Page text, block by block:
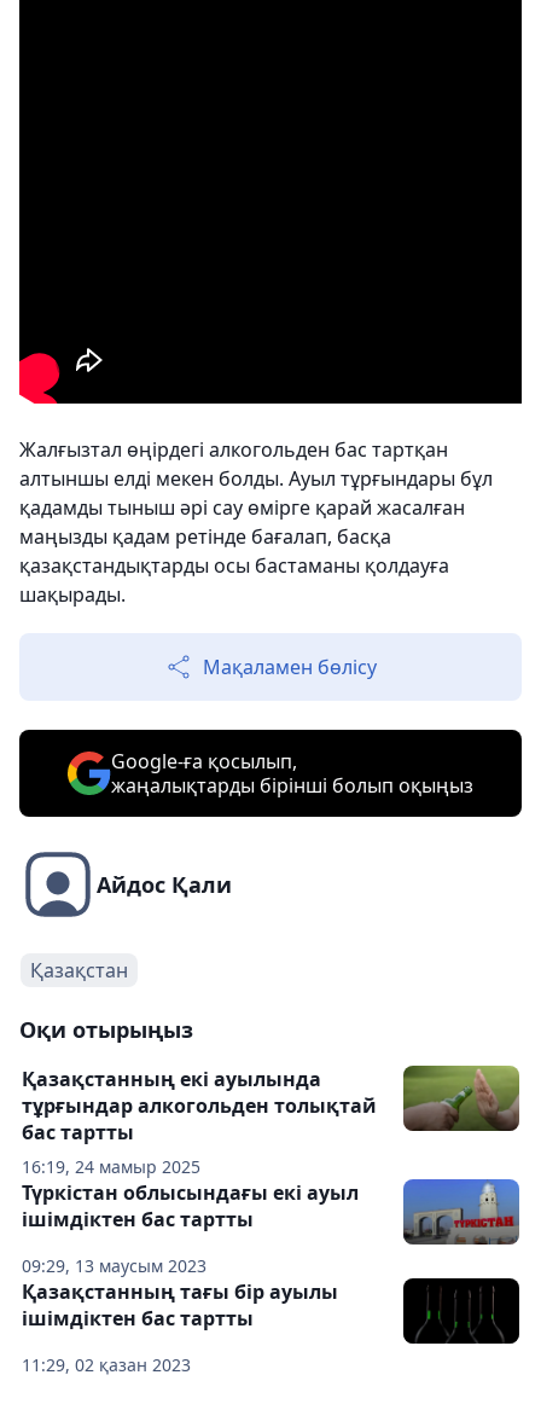
Жалғызтал өңірдегі алкогольден бас тартқан
алтыншы елді мекен болды. Ауыл тұрғындары бұл
қадамды тыныш әрі сау өмірге қарай жасалған
маңызды қадам ретінде бағалап, басқа
қазақстандықтарды осы бастаманы қолдауға
шақырады.
Мақаламен бөлісу
Google-ға қосылып,
жаңалықтарды бірінші болып оқыңыз
Айдос Қали
Қазақстан
Оқи отырыңыз
16:19, 24 мамыр 2025
Қазақстанның екі ауылында
тұрғындар алкогольден толықтай
бас тартты
09:29, 13 маусым 2023
Түркістан облысындағы екі ауыл
ішімдіктен бас тартты
11:29, 02 қазан 2023
Қазақстанның тағы бір ауылы
ішімдіктен бас тартты